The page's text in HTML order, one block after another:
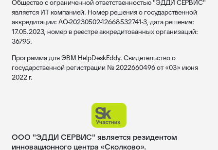
Общество с ограниченной ответственностью "ЭДДИ СЕРВИС"
является ИТ компанией. Номер решения о государственной
аккредитации: АО-20230502-12668532741-3, дата решения:
17.05.2023, номер в реестре аккредитованных организаций:
36795.
Программа для ЭВМ HelpDeskEddy. Свидетельство о
государственной регистрации № 2022660496 от «03» июня
2022 г.
ООО "ЭДДИ СЕРВИС" является резидентом
инновационного центра «Сколково».